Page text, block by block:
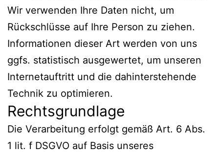
Wir verwenden Ihre Daten nicht, um
Rückschlüsse auf Ihre Person zu ziehen.
Informationen dieser Art werden von uns
ggfs. statistisch ausgewertet, um unseren
Internetauftritt und die dahinterstehende
Technik zu optimieren.
Rechtsgrundlage
Die Verarbeitung erfolgt gemäß Art. 6 Abs.
1 lit. f DSGVO auf Basis unseres